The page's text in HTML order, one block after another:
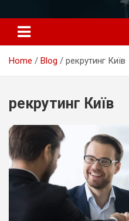
к
содержимому
Home Blog рекрутинг Київ
рекрутинг Київ